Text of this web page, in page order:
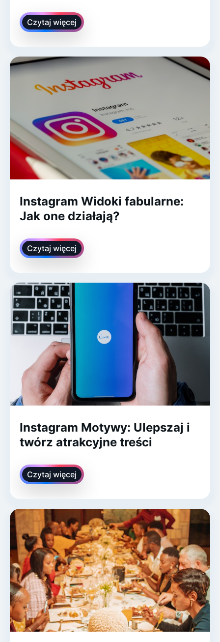
Czytaj więcej
Instagram Widoki fabularne:
Jak one działają?
Czytaj więcej
Instagram Motywy: Ulepszaj i
twórz atrakcyjne treści
Czytaj więcej